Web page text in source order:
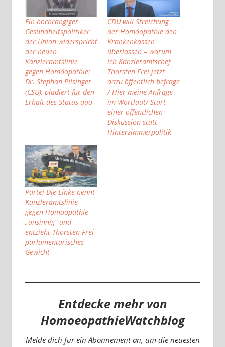
Ein hochrangiger
Gesundheitspolitiker
der Union widerspricht
der neuen
Kanzleramtslinie
gegen Homöopathie:
Dr. Stephan Pilsinger
(CSU), plädiert für den
Erhalt des Status quo
CDU will Streichung
der Homöopathie den
Krankenkassen
überlassen – warum
ich Kanzleramtschef
Thorsten Frei jetzt
dazu öffentlich befrage
/ Hier meine Anfrage
im Wortlaut/ Start
einer öffentlichen
Diskussion statt
Hinterzimmerpolitik
Partei Die Linke nennt
Kanzleramtslinie
gegen Homöopathie
„unsinnig“ und
entzieht Thorsten Frei
parlamentarisches
Gewicht
Entdecke mehr von
HomoeopathieWatchblog
Melde dich für ein Abonnement an, um die neuesten